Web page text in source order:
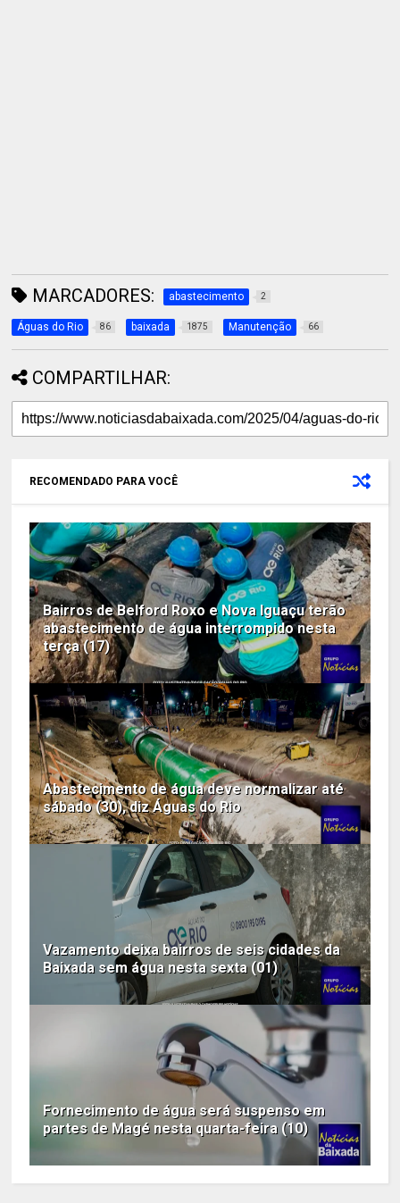
MARCADORES: abastecimento 2
Águas do Rio 86 baixada 1875 Manutenção 66
COMPARTILHAR:
RECOMENDADO PARA VOCÊ
Bairros de Belford Roxo e Nova Iguaçu terão
abastecimento de água interrompido nesta
terça (17)
Abastecimento de água deve normalizar até
sábado (30), diz Águas do Rio
Vazamento deixa bairros de seis cidades da
Baixada sem água nesta sexta (01)
Fornecimento de água será suspenso em
partes de Magé nesta quarta-feira (10)